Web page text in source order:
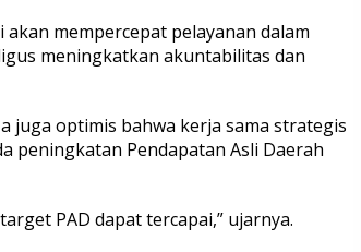
mempercepat pelayanan dalam
meningkatkan akuntabilitas dan
juga optimis bahwa kerja sama strategis
peningkatan Pendapatan Asli Daerah
PAD dapat tercapai,” ujarnya.